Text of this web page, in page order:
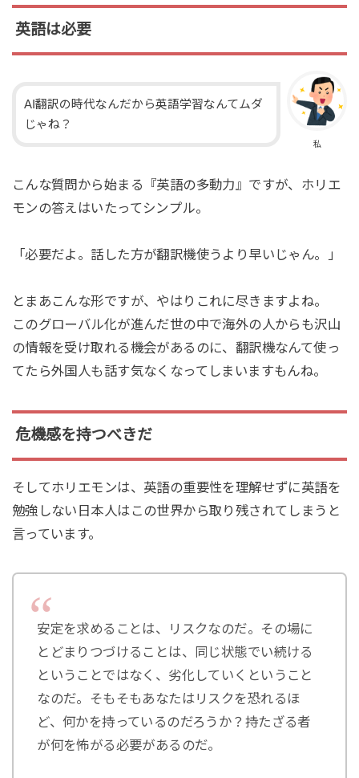
英語は必要
私
AI翻訳の時代なんだから英語学習なんてムダ
じゃね？
こんな質問から始まる『英語の多動力』ですが、ホリエ
モンの答えはいたってシンプル。
「必要だよ。話した方が翻訳機使うより早いじゃん。」
とまあこんな形ですが、やはりこれに尽きますよね。
このグローバル化が進んだ世の中で海外の人からも沢山
の情報を受け取れる機会があるのに、翻訳機なんて使っ
てたら外国人も話す気なくなってしまいますもんね。
危機感を持つべきだ
そしてホリエモンは、英語の重要性を理解せずに英語を
勉強しない日本人はこの世界から取り残されてしまうと
言っています。
安定を求めることは、リスクなのだ。その場に
とどまりつづけることは、同じ状態でい続ける
ということではなく、劣化していくということ
なのだ。そもそもあなたはリスクを恐れるほ
ど、何かを持っているのだろうか？持たざる者
が何を怖がる必要があるのだ。